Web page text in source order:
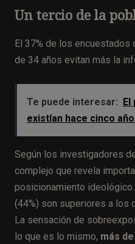
Un tercio de la
El 37% de los encuestados
de 34 años evitan más la
Te puede interesar: El
existían hace cinco
Según los investigadores
complejo que revela
posicionamiento
(44%) son superiores a los
La sensación de
lo que es lo mismo, más